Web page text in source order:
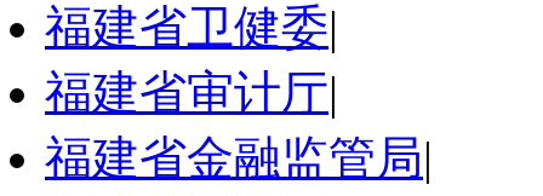
福建省卫健委|
福建省审计厅|
福建省金融监管局|